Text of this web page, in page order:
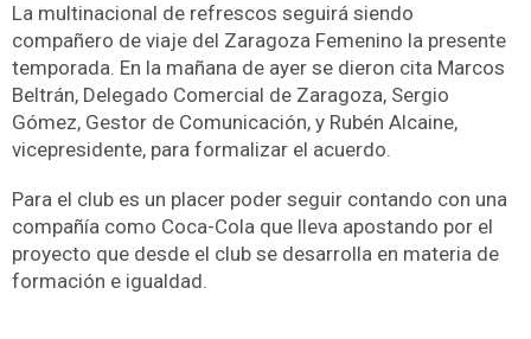
La multinacional de refrescos seguirá siendo
compañero de viaje del Zaragoza Femenino la presente
temporada. En la mañana de ayer se dieron cita Marcos
Beltrán, Delegado Comercial de Zaragoza, Sergio
Gómez, Gestor de Comunicación, y Rubén Alcaine,
vicepresidente, para formalizar el acuerdo.
Para el club es un placer poder seguir contando con una
compañía como Coca-Cola que lleva apostando por el
proyecto que desde el club se desarrolla en materia de
formación e igualdad.